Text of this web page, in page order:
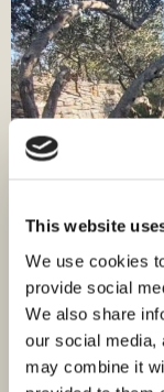
This website
We use cookies
provide social
We also share
our social media,
may combine it